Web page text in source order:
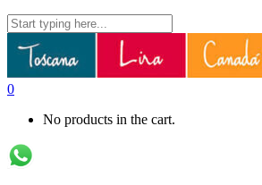
0
No products in the cart.